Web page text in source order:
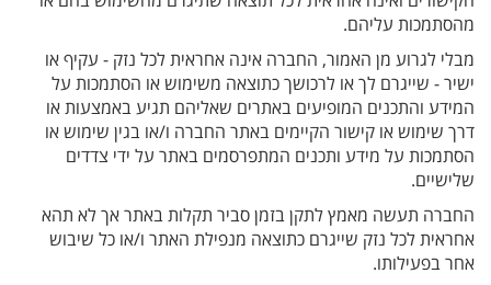
מהסתמכות עליהם.
מבלי לגרוע מן האמור, החברה אינה אחראית לכל נזק - עקיף או
ישיר - שייגרם לך או לרכושך כתוצאה משימוש או הסתמכות על
המידע והתכנים המופיעים באתרים שאליהם תגיע באמצעות או
דרך שימוש או קישור הקיימים באתר החברה ו/או בגין שימוש או
הסתמכות על מידע ותכנים המתפרסמים באתר על ידי צדדים
שלישיים.
החברה תעשה מאמץ לתקן בזמן סביר תקלות באתר אך לא תהא
אחראית לכל נזק שייגרם כתוצאה מנפילת האתר ו/או כל שיבוש
אחר בפעילותו.